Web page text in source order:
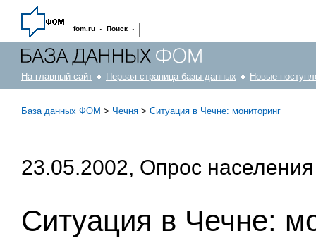
fom.ru · Поиск ·
На главный сайт Первая страница базы данных Новые
База данных ФОМ > Чечня > Ситуация в Чечне: мониторинг
23.05.2002, Опрос населения
Ситуация в Чечне: